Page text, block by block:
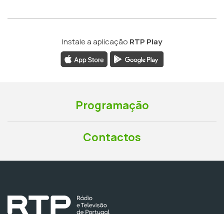
Instale a aplicação RTP Play
Programação
Contactos